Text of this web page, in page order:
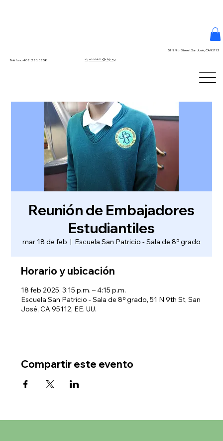
Teléfono 408.283.5858 stpatrickinfo@dsj.org
51 N. 9th Street San José, CA 95112
Reunión de Embajadores
Estudiantiles
mar 18 de feb
  |
Escuela San Patricio - Sala de 8º grado
Horario y ubicación
18 feb 2025, 3:15 p.m. – 4:15 p.m.
Escuela San Patricio - Sala de 8º grado, 51 N 9th St, San
José, CA 95112, EE. UU.
Compartir este evento